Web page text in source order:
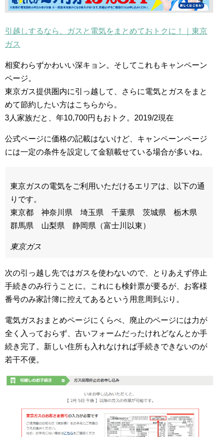
引越しするなら、ガスと電気をまとめておトクに！｜東京
ガス
相変わらずかわいい深キョン。そしてこれもキャンペーン
ページ。
東京ガス提供圏内に引っ越して、さらに電気とガスをまと
めて節約したい方はこちらから。
3人家族だと、年10,700円もおトク。2019/2現在
公式ページに価格の記載はないけど、キャンペーンページ
には一定の条件を設定して金額載せている場合が多いね。
東京ガスの電気をご利用いただけるエリアは、以下の通
りです。
東京都 神奈川県 埼玉県 千葉県 茨城県 栃木県
群馬県 山梨県 静岡県（富士川以東）
東京ガス
次の引っ越し先ではガスを使わないので、とりあえず停止
手続きのみ行うことに。これにも検針票が要るが、お客様
番号のみ家計簿に控えてあるという用意周到ぶり。
電気ガスおまとめページにくらべ、廃止のページには力が
全く入っておらず、古いフォームだったけれどなんとか手
続き完了。新しい住所も入れなければ手続きできないのが
若干不便。